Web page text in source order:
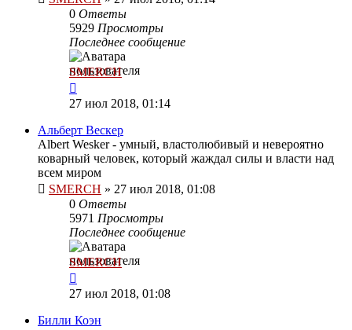
0 Ответы
5929 Просмотры
Последнее сообщение
SMERCH
27 июл 2018, 01:14
Альберт Вескер
Albert Wesker - умный, властолюбивый и невероятно
коварный человек, который жаждал силы и власти над
всем миром
SMERCH » 27 июл 2018, 01:08
0 Ответы
5971 Просмотры
Последнее сообщение
SMERCH
27 июл 2018, 01:08
Билли Коэн